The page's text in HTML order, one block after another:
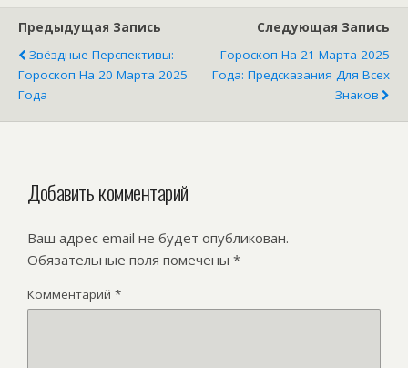
Предыдущая Запись
Звёздные Перспективы:
Гороскоп На 20 Марта 2025
Года
Следующая Запись
Гороскоп На 21 Марта 2025
Года: Предсказания Для Всех
Знаков
Добавить комментарий
Ваш адрес email не будет опубликован.
Обязательные поля помечены *
Комментарий *